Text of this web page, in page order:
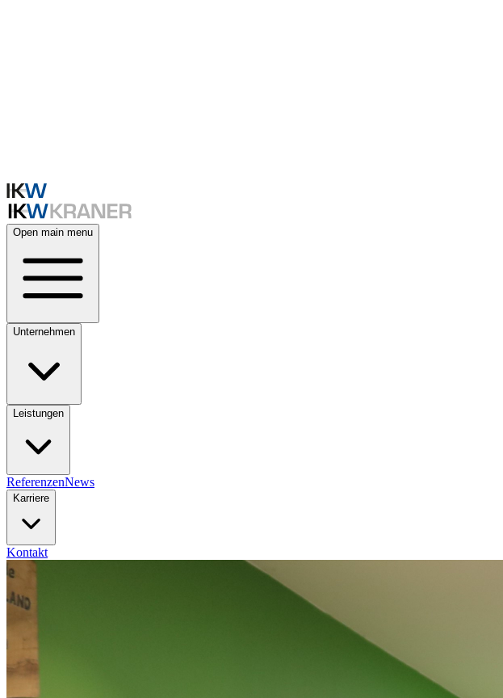
Open main menu
Unternehmen
Leistungen
ReferenzenNews
Karriere
Kontakt